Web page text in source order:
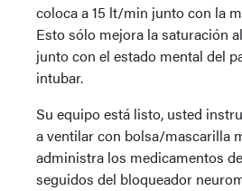
coloca a 15 lt/min junto con la
Esto sólo mejora la saturación
junto con el estado mental del
intubar.
Su equipo está listo, usted
a ventilar con bolsa/mascarilla
administra los medicamentos
seguidos del bloqueador